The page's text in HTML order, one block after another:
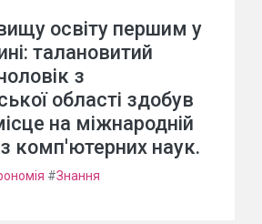
освіту першим у
талановитий
з
області здобув
на міжнародній
з комп'ютерних наук.
#Знання